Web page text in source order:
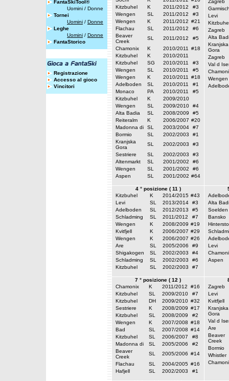
FantaSkiTool®
Uomini / Donne
Tornei
Uomini / Donne
Leghe
Uomini / Donne
FantaStorico
Registrazione
Accesso al gioco
Vincitori
Kitzbuhel
K 2011/2012
#3
Wengen
SL 2011/2012
#3
Wengen
K 2011/2012 #21
Flachau
SL 2011/2012
#6
Beaver
Creek
SL 2011/2012
#5
Chamonix
K 2010/2011
#18
Kitzbuhel
K
2010/2011
Kitzbuhel
SG 2010/2011
#3
Wengen
SL 2010/2011
#5
Wengen
K 2010/2011
#18
Adelboden
SL 2010/2011
#1
Monaco
PA 2010/2011
#5
Kitzbuhel
K
2009/2010
Wengen
SL 2009/2010
#4
Alta Badia
SL 2008/2009
#5
Reiteralm
K 2006/2007 #20
Madonna di
SL 2003/2004
#7
Bormio
SL 2002/2003
#1
Kranjska
Gora
SL 2002/2003
#3
Sestriere
SL 2002/2003
#3
Altenmarkt
SL 2001/2002
#6
Wengen
SL 2001/2002
#6
Aspen
SL 2001/2002 #64
Zagreb
Levi
Zagreb
Alta
Kranjska
Gora
Zagreb
Val d
Wengen
4 ° posizione ( 11 )
Kitzbuhel
K 2014/2015 #43
Levi
SL 2013/2014
#3
Adelboden
SL 2012/2013
#5
Schladming
SL 2011/2012
#7
Wengen
K 2008/2009 #19
Kvitfjell
K 2006/2007 #29
Wengen
K 2006/2007 #26
Are
SL 2005/2006
#9
Shigakogen
SL 2002/2003
#4
Schladming
SL 2002/2003
#6
Kitzbuhel
SL 2002/2003 #7
Alta
Soelden
Bansko
Levi
Aspen
7 ° posizione ( 12 )
Chamonix
K 2011/2012
#16
Kitzbuhel
SL 2009/2010
#7
Kitzbuhel
DH 2009/2010 #32
Sestriere
K 2008/2009 #17
Kitzbuhel
SL 2008/2009
#2
Wengen
K 2007/2008 #18
Bad
SL 2007/2008 #14
Kitzbuhel
SL 2006/2007
#8
Madonna di
SL 2005/2006
#2
Beaver
Creek
SL 2005/2006 #14
Flachau
SL 2004/2005 #16
Hafjell
SL 2002/2003 #1
Zagreb
Levi
Kvitfjell
Kranjska
Gora
Val d
Are
Beaver
Creek
Bormio
Whistler